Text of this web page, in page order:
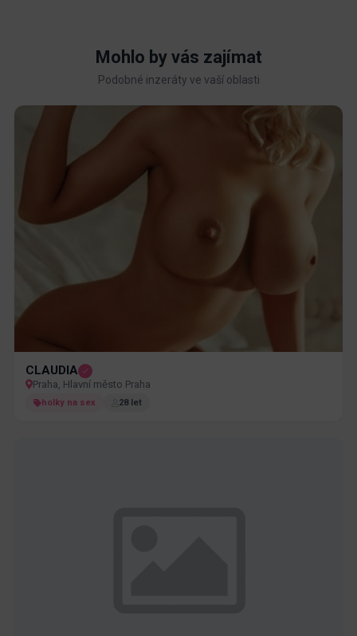
Mohlo by vás zajímat
Podobné inzeráty ve vaší oblasti
CLAUDIA
Praha, Hlavní město Praha
holky na sex 28 let